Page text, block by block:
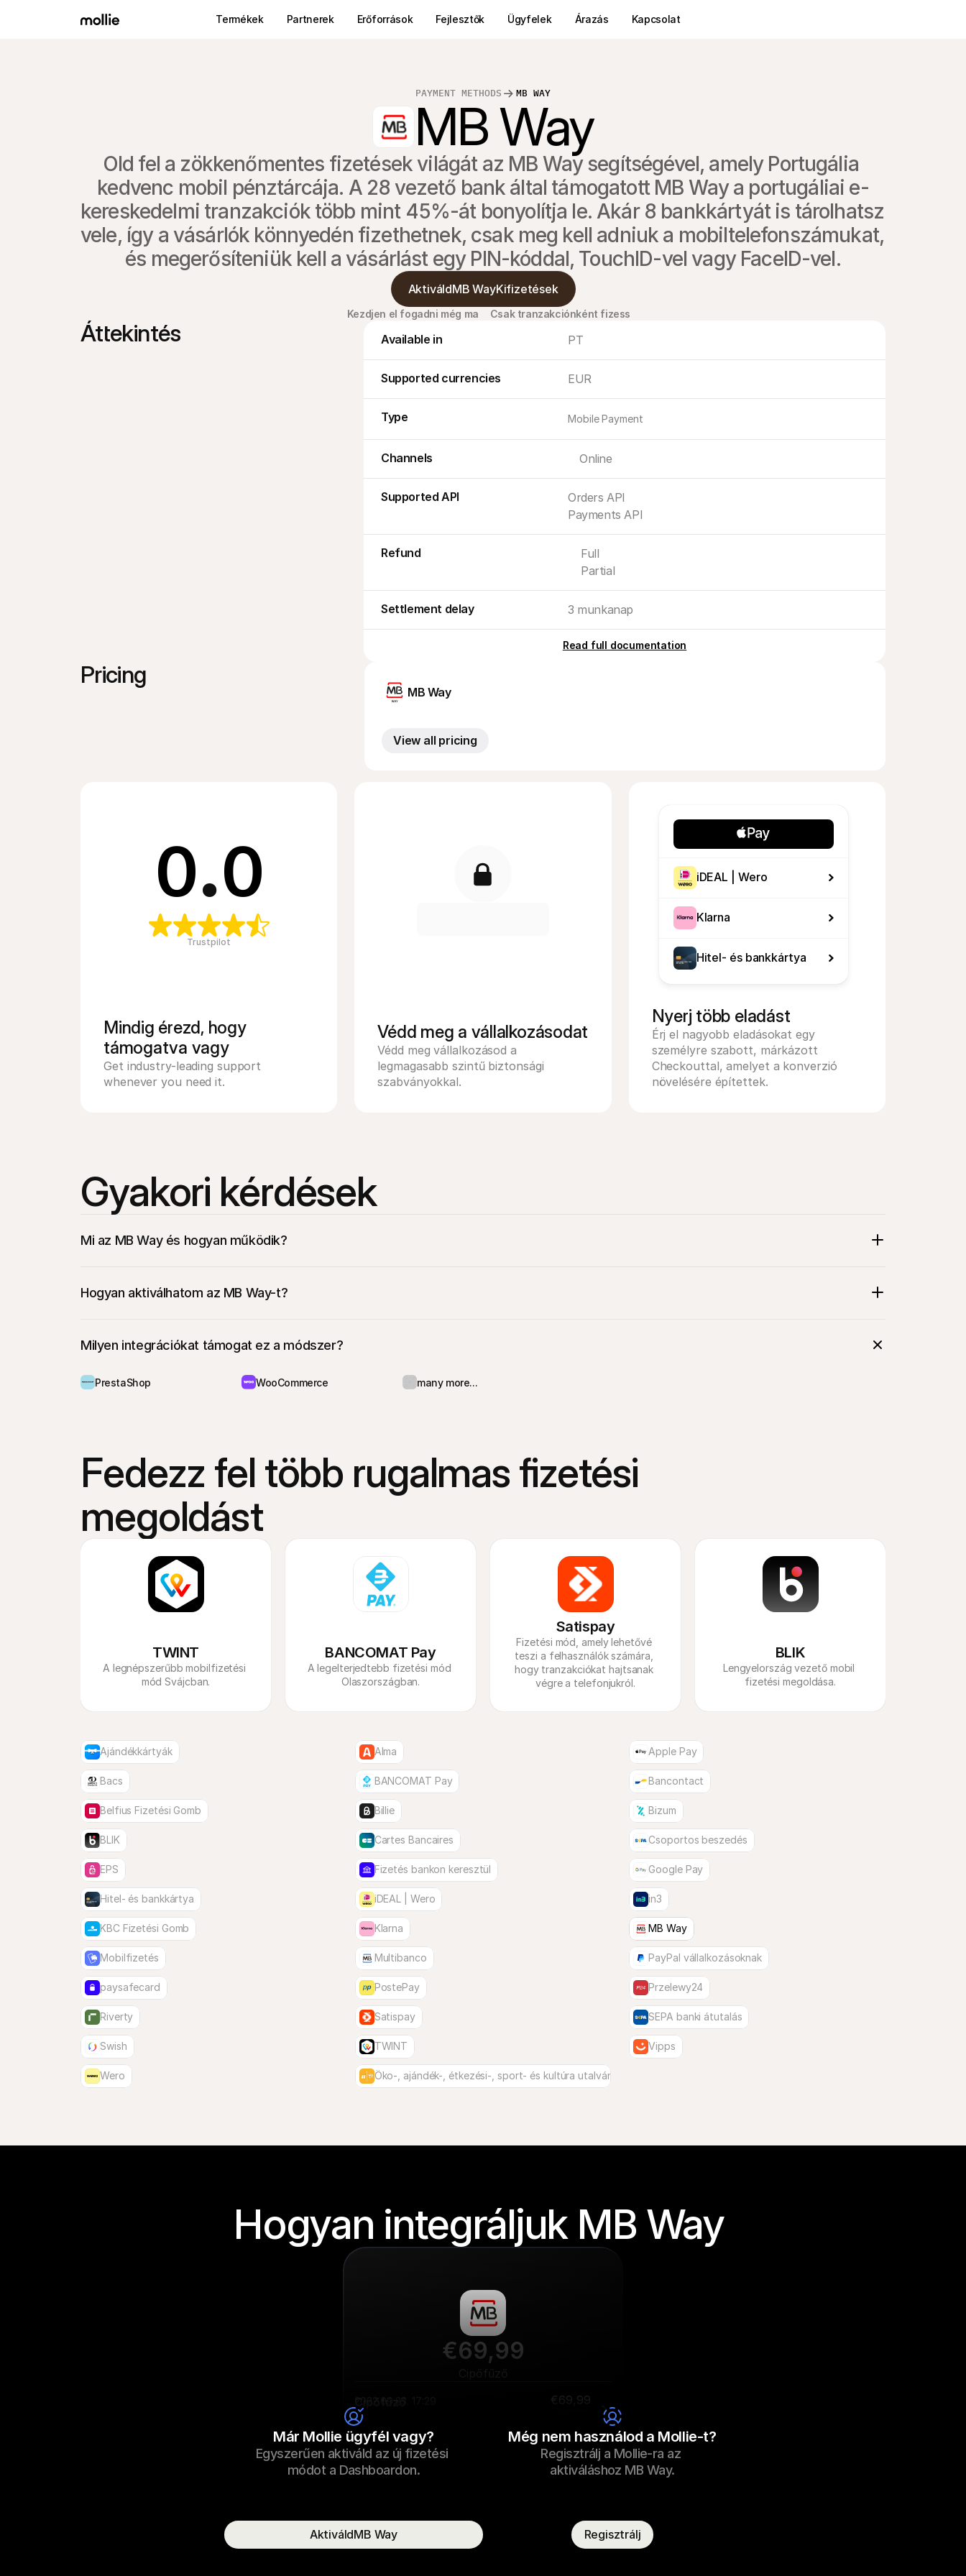
PAYMENT METHODS MB WAY
MB Way
Old fel a zökkenőmentes fizetések világát az MB Way segítségével, amely Portugália
kedvenc mobil pénztárcája. A 28 vezető bank által támogatott MB Way a portugáliai e-
kereskedelmi tranzakciók több mint 45%-át bonyolítja le. Akár 8 bankkártyát is tárolhatsz
vele, így a vásárlók könnyedén fizethetnek, csak meg kell adniuk a mobiltelefonszámukat,
és megerősíteniük kell a vásárlást egy PIN-kóddal, TouchID-vel vagy FaceID-vel.
AktiváldMB WayKifizetések
Kezdjen el fogadni még ma Csak tranzakciónként fizess
Áttekintés Available in PT
Supported currencies EUR
Type Mobile Payment
Channels Online
Supported API
Orders API
Payments API
Refund
Full
Partial
Settlement delay 3 munkanap
Read full documentation
Pricing
MB Way
View all pricing
0.0
Trustpilot
Mindig érezd, hogy
támogatva vagy
Get industry-leading support
whenever you need it.
Védd meg a vállalkozásodat
Védd meg vállalkozásod a
legmagasabb szintű biztonsági
szabványokkal.
iDEAL | Wero
Klarna
Hitel- és bankkártya
Nyerj több eladást
Érj el nagyobb eladásokat egy
személyre szabott, márkázott
Checkouttal, amelyet a konverzió
növelésére építettek.
Gyakori kérdések
Mi az MB Way és hogyan működik?
Hogyan aktiválhatom az MB Way-t?
Milyen integrációkat támogat ez a módszer?
PrestaShop WooCommerce many more...
Fedezz fel több rugalmas fizetési
megoldást
TWINT
A legnépszerűbb mobilfizetési
mód Svájcban.
BANCOMAT Pay
A legelterjedtebb fizetési mód
Olaszországban.
Satispay
Fizetési mód, amely lehetővé
teszi a felhasználók számára,
hogy tranzakciókat hajtsanak
végre a telefonjukról.
BLIK
Lengyelország vezető mobil
fizetési megoldása.
Ajándékkártyák Alma Apple Pay
Bacs BANCOMAT Pay Bancontact
Belfius Fizetési Gomb Billie Bizum
BLIK Cartes Bancaires Csoportos beszedés
EPS Fizetés bankon keresztül Google Pay
Hitel- és bankkártya iDEAL | Wero in3
KBC Fizetési Gomb Klarna MB Way
Mobilfizetés Multibanco PayPal vállalkozásoknak
paysafecard PostePay Przelewy24
Riverty Satispay SEPA banki átutalás
Swish TWINT Vipps
Wero Öko-, ajándék-, étkezési-, sport- és kultúra utalványok
Hogyan integráljuk MB Way
€69,99
Cipőfűző
2022.09.23. 17:29 €69,99
Fogyasztó neve T. Otter
Már Mollie ügyfél vagy?
Egyszerűen aktiváld az új fizetési
módot a Dashboardon.
AktiváldMB Way
Még nem használod a Mollie-t?
Regisztrálj a Mollie-ra az
aktiváláshoz MB Way.
Regisztrálj
Termékek Partnerek Erőforrások Fejlesztők Ügyfelek Árazás Kapcsolat